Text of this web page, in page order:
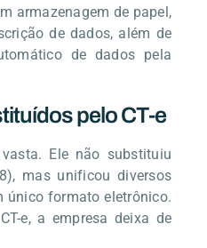
armazenagem de papel,
de dados, além de
de dados pela
pelo CT-e
Ele não substituiu
mas unificou diversos
único formato eletrônico.
e, a empresa deixa de